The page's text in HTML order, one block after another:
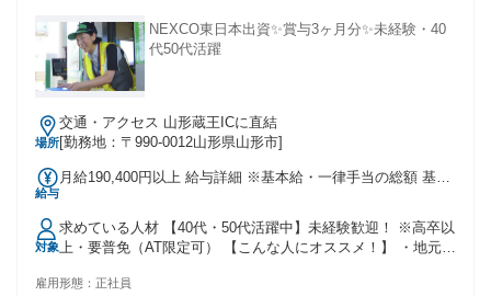
NEXCO東日本出資✨賞与3ヶ月分✨未経験・40
代50代活躍
場所
交通・アクセス 山形蔵王ICに直結
[勤務地：〒990-0012山形県山形市]
給与
月給190,400円以上 給与詳細 ※基本給・一律手当の総額 基本
に一律で支払われる通勤・皆勤・家族手当金額：なし 全員に
一律で支払われるその他手当金額：あり 1ヶ月あたり2万4400
円 〜 ★職務手当を含んだ金額です 【以下は、別途支給しま
す】 ★通勤手当 ★扶養手当 →配偶者7000円／ 子1人につき
対象
求めている人材 【40代・50代活躍中】未経験歓迎！ ※高卒以
上・要普免（AT限定可） 【こんな人にオススメ！】 ・地元で
ど、シフト勤務の経験がある方 ・夜勤や交代勤務に慣れてい
雇用形態： 正社員